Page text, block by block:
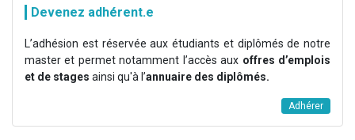
Devenez adhérent.e
L’adhésion est réservée aux étudiants et diplômés de notre
master et permet notamment l’accès aux offres d’emplois
et de stages ainsi qu'à l’annuaire des diplômés.
Adhérer